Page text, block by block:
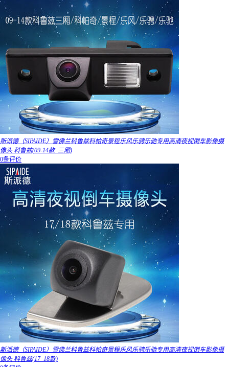
斯派德（SIPAIDE）雪佛兰科鲁兹科帕奇景程乐风乐骋乐驰专用高清夜视倒车影像摄
像头 科鲁兹(09-14款_三厢)
0条评价
斯派德（SIPAIDE）雪佛兰科鲁兹科帕奇景程乐风乐骋乐驰专用高清夜视倒车影像摄
像头 科鲁兹(17_18款)